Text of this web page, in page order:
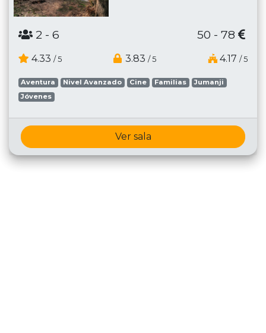
2 - 6 50 - 78
4.33 / 5 3.83 / 5 4.17 / 5
Aventura Nivel Avanzado Cine Familias
Jumanji
Jóvenes
Ver sala